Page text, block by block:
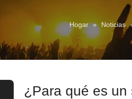
Hogar » Noticias
¿Para qué es un